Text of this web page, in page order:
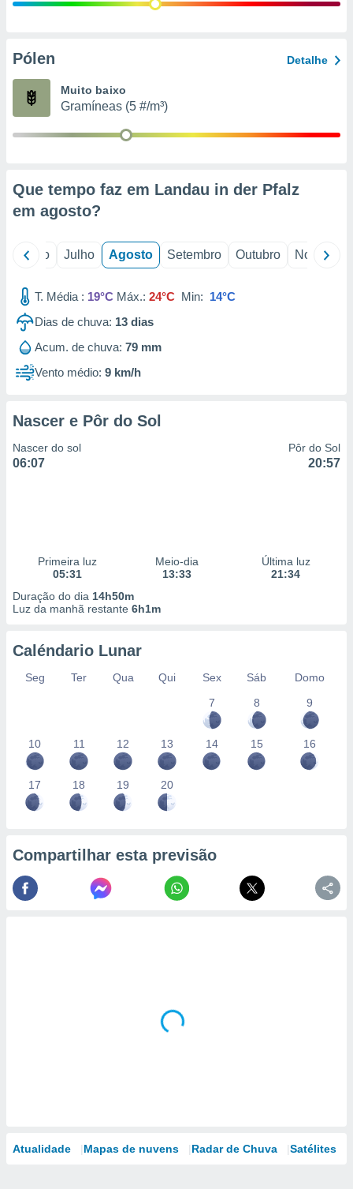
e
de
Pólen Detalhe
Muito baixo
Gramíneas (5 #/m³)
Que tempo faz em Landau in der Pfalz
em agosto?
Junho Julho Agosto Setembro Outubro Novembro
T. Média : 19°C Máx.: 24°C Min: 14°C
Dias de chuva: 13 dias
Acum. de chuva: 79 mm
Vento médio: 9 km/h
Nascer e Pôr do Sol
Nascer do sol
06:07
Pôr do Sol
20:57
Primeira luz
05:31
Meio-dia
13:33
Última luz
21:34
Duração do dia 14h50m
Luz da manhã restante 6h1m
Caléndario Lunar
Seg Ter Qua Qui Sex Sáb
Domo
7
8 9
10 11 12 13 14 15 16
17 18 19 20
Compartilhar esta previsão
Atualidade Mapas de nuvens Radar de Chuva Satélites